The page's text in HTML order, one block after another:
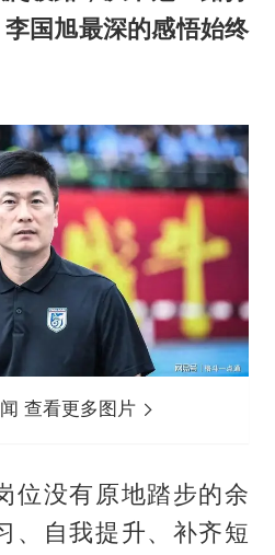
国旭最深的感悟始终
查看更多图片
位没有原地踏步的余
、自我提升、补齐短